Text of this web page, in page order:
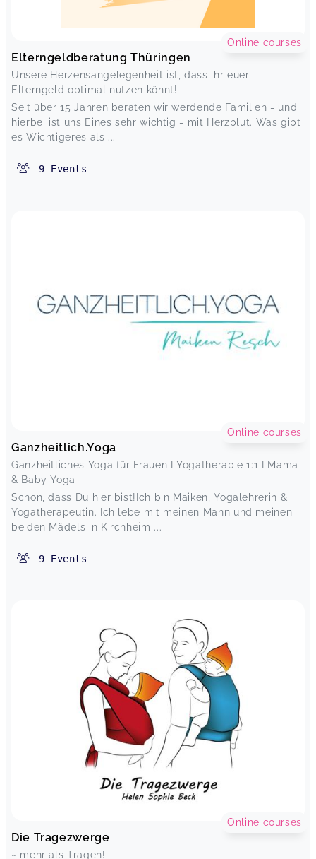
Elterngeldberatung Thüringen
Unsere Herzensangelegenheit ist, dass ihr euer
Elterngeld optimal nutzen könnt!
Seit über 15 Jahren beraten wir werdende Familien - und
hierbei ist uns Eines sehr wichtig - mit Herzblut. Was gibt
es Wichtigeres als ...
Online courses
9 Events
Ganzheitlich.Yoga
Ganzheitliches Yoga für Frauen I Yogatherapie 1:1 I Mama
& Baby Yoga
Schön, dass Du hier bist!Ich bin Maiken, Yogalehrerin &
Yogatherapeutin. Ich lebe mit meinen Mann und meinen
beiden Mädels in Kirchheim ...
Online courses
9 Events
Die Tragezwerge
~ mehr als Tragen!
Online courses